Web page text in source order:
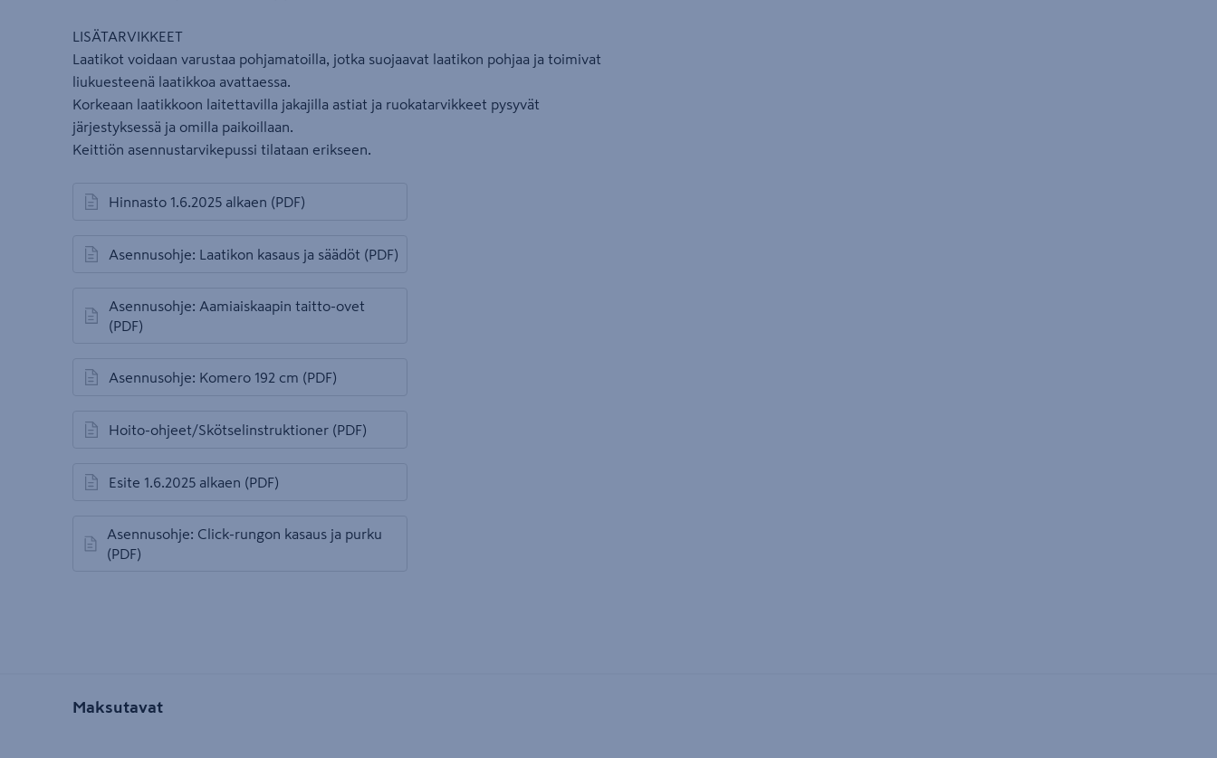
LISÄTARVIKKEET
Laatikot voidaan varustaa pohjamatoilla, jotka suojaavat laatikon pohjaa ja toimivat
liukuesteenä laatikkoa avattaessa.
Korkeaan laatikkoon laitettavilla jakajilla astiat ja ruokatarvikkeet pysyvät
järjestyksessä ja omilla paikoillaan.
Keittiön asennustarvikepussi tilataan erikseen.
Hinnasto 1.6.2025 alkaen (PDF)
avautuu uuteen välilehteen
Asennusohje: Laatikon kasaus ja säädöt (PDF)
avautuu uuteen välilehteen
Asennusohje: Aamiaiskaapin taitto-ovet
(PDF)
avautuu uuteen välilehteen
Asennusohje: Komero 192 cm (PDF)
avautuu uuteen välilehteen
Hoito-ohjeet/Skötselinstruktioner (PDF)
avautuu uuteen välilehteen
Esite 1.6.2025 alkaen (PDF)
avautuu uuteen välilehteen
Asennusohje: Click-rungon kasaus ja purku
(PDF)
avautuu uuteen välilehteen
Maksutavat